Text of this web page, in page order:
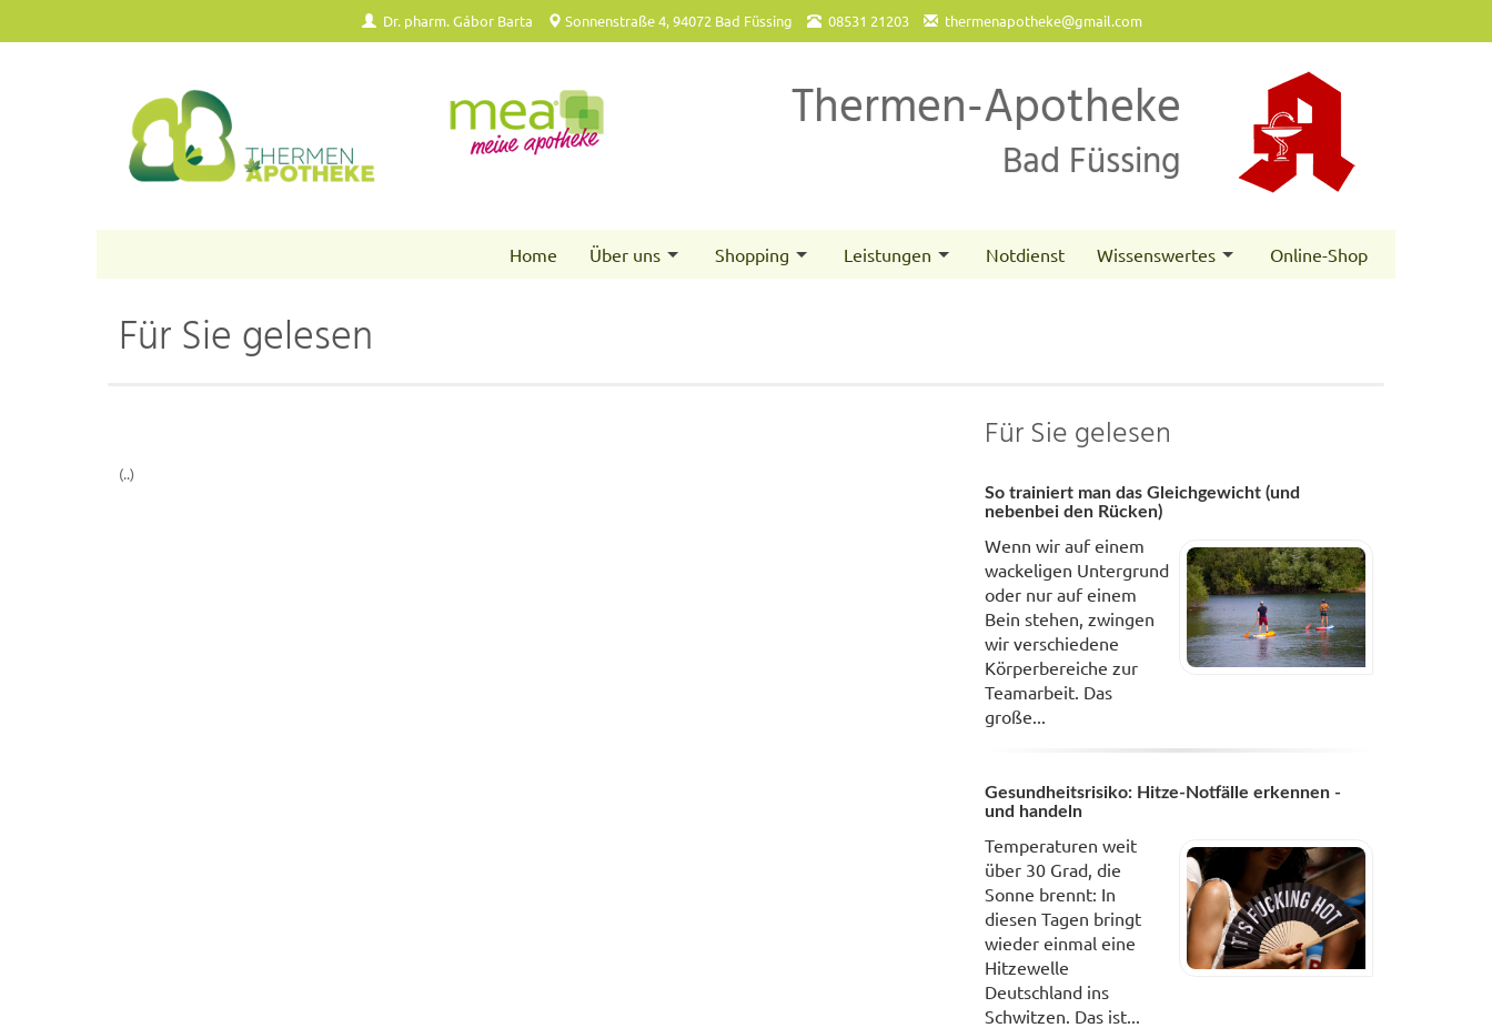
Dr. pharm. Gábor Barta Sonnenstraße 4, 94072 Bad Füssing 08531 21203 thermenapotheke@gmail.com
Thermen-Apotheke
Bad Füssing
Home Über uns Shopping Leistungen Notdienst Wissenswertes Online-Shop
Für Sie gelesen
(..)
Für Sie gelesen
So trainiert man das Gleichgewicht (und
nebenbei den Rücken)
Wenn wir auf einem
wackeligen Untergrund
oder nur auf einem
Bein stehen, zwingen
wir verschiedene
Körperbereiche zur
Teamarbeit. Das
große...
Gesundheitsrisiko: Hitze-Notfälle erkennen -
und handeln
Temperaturen weit
über 30 Grad, die
Sonne brennt: In
diesen Tagen bringt
wieder einmal eine
Hitzewelle
Deutschland ins
Schwitzen. Das ist...